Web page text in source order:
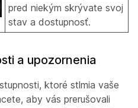
pred niekým skrývate svoj
stav a dostupnosť.
a upozornenia
ktoré stlmia vaše
aby vás prerušovali